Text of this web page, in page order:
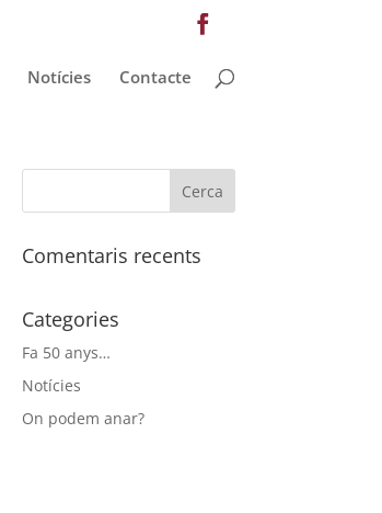
Notícies Contacte
Comentaris recents
Categories
Fa 50 anys…
Notícies
On podem anar?